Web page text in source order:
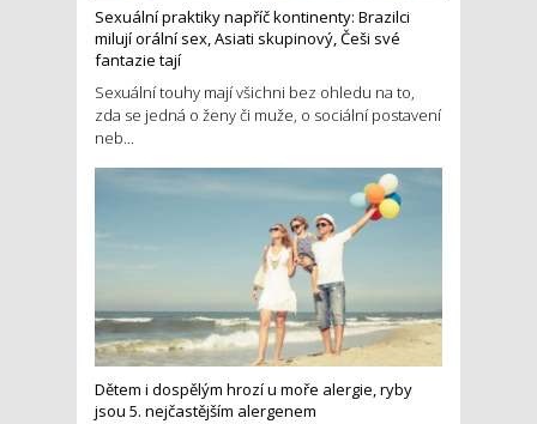
Sexuální praktiky napříč kontinenty: Brazilci
milují orální sex, Asiati skupinový, Češi své
fantazie tají
Sexuální touhy mají všichni bez ohledu na to,
zda se jedná o ženy či muže, o sociální postavení
neb...
Dětem i dospělým hrozí u moře alergie, ryby
jsou 5. nejčastějším alergenem